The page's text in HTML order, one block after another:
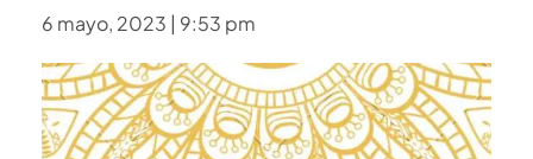
6 mayo, 2023 | 9:53 pm